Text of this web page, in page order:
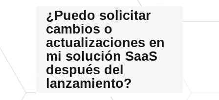
¿Puedo solicitar
cambios o
actualizaciones en
mi solución SaaS
después del
lanzamiento?